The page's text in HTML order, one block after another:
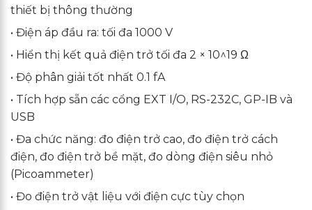
thiết bị thông thường
• Điện áp đầu ra: tối đa 1000 V
• Hiển thị kết quả điện trở tối đa 2 × 10^19 Ω
• Độ phân giải tốt nhất 0.1 fA
• Tích hợp sẵn các cổng EXT I/O, RS-232C, GP-IB và
USB
• Đa chức năng: đo điện trở cao, đo điện trở cách
điện, đo điện trở bề mặt, đo dòng điện siêu nhỏ
(Picoammeter)
• Đo điện trở vật liệu với điện cực tùy chọn